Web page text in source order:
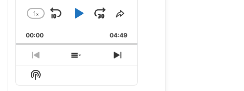
Change
Rate
1x
Skip
Backward
Play
Pause
Jump
Forward
Share
Episode
00:00 04:49
Previous
Episode
Show
Episodes
Next
Episode
Show
Podcast